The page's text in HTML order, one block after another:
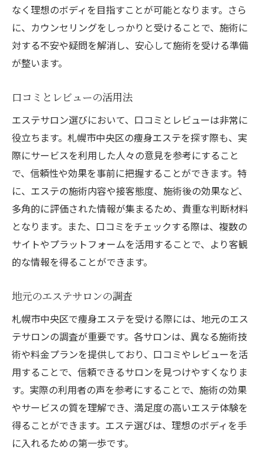
エステの魅力札幌市中央区で体験する特別なケ
ア
エステで得られるリラクゼーション
特別なケアの価値
エステの癒し効果
自己投資としてのエステ
特別な時間を過ごす方法
札幌市中央区でのエステ選び成功の秘訣とは？
成功するエステ選びのポイント
エステティシャンとの相性チェック
長期的な視点での選択
契約前に知っておきたいこと
隠れた名店の見つけ方
ィへの道
美ボディを手に入れる第一歩
エステから始まる健康生活
持続可能な美へのアプローチ
心身のバランスを整える方法
エステをライフスタイルに取り入れる
自己変革のチャンスを活かす
なく理想のボディを目指すことが可能となります。さら
に、カウンセリングをしっかりと受けることで、施術に
対する不安や疑問を解消し、安心して施術を受ける準備
が整います。
口コミとレビューの活用法
エステサロン選びにおいて、口コミとレビューは非常に
役立ちます。札幌市中央区の痩身エステを探す際も、実
際にサービスを利用した人々の意見を参考にすること
で、信頼性や効果を事前に把握することができます。特
に、エステの施術内容や接客態度、施術後の効果など、
多角的に評価された情報が集まるため、貴重な判断材料
となります。また、口コミをチェックする際は、複数の
サイトやプラットフォームを活用することで、より客観
的な情報を得ることができます。
地元のエステサロンの調査
札幌市中央区で痩身エステを受ける際には、地元のエス
テサロンの調査が重要です。各サロンは、異なる施術技
術や料金プランを提供しており、口コミやレビューを活
用することで、信頼できるサロンを見つけやすくなりま
す。実際の利用者の声を参考にすることで、施術の効果
やサービスの質を理解でき、満足度の高いエステ体験を
得ることができます。エステ選びは、理想のボディを手
に入れるための第一歩です。